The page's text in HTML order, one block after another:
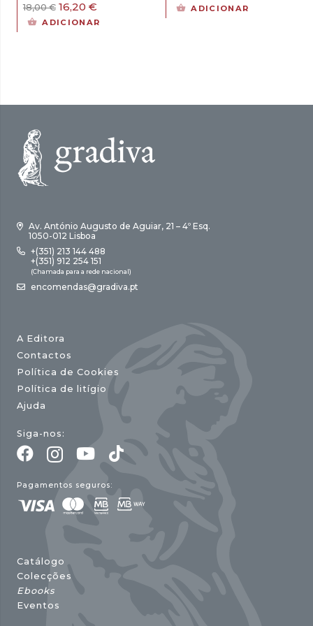
18,00€ O
preço
16,20 €
preço
ADICIONAR
preço preço
ADICIONAR
Av. António Augusto de Aguiar, 21 – 4º Esq.
1050-012 Lisboa
+(351) 213 144 488
+(351) 912 254 151
(Chamada para a rede nacional)
encomendas@gradiva.pt
A Editora
Contactos
Política de Cookies
Política de litígio
Ajuda
Siga-nos:
Pagamentos seguros:
Catálogo
Colecções
Ebooks
Eventos